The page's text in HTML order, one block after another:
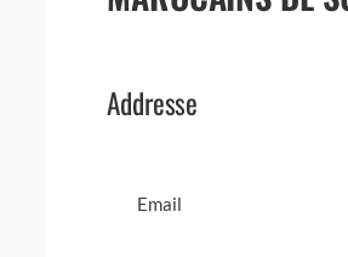
Addresse
Email